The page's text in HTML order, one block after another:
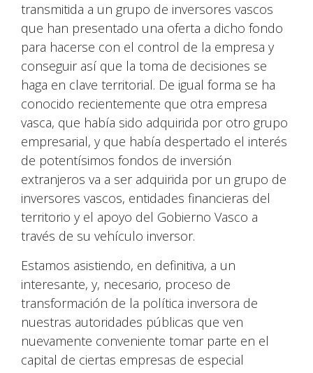
transmitida a un grupo de inversores vascos
que han presentado una oferta a dicho fondo
para hacerse con el control de la empresa y
conseguir así que la toma de decisiones se
haga en clave territorial. De igual forma se ha
conocido recientemente que otra empresa
vasca, que había sido adquirida por otro grupo
empresarial, y que había despertado el interés
de potentísimos fondos de inversión
extranjeros va a ser adquirida por un grupo de
inversores vascos, entidades financieras del
territorio y el apoyo del Gobierno Vasco a
través de su vehículo inversor.
Estamos asistiendo, en definitiva, a un
interesante, y, necesario, proceso de
transformación de la política inversora de
nuestras autoridades públicas que ven
nuevamente conveniente tomar parte en el
capital de ciertas empresas de especial